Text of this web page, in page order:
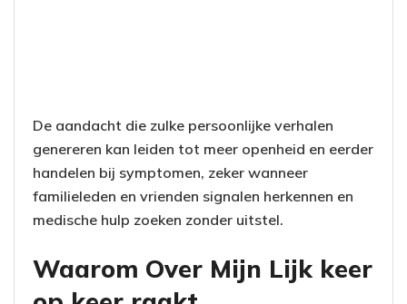
De aandacht die zulke persoonlijke verhalen
genereren kan leiden tot meer openheid en eerder
handelen bij symptomen, zeker wanneer
familieleden en vrienden signalen herkennen en
medische hulp zoeken zonder uitstel.
Waarom Over Mijn Lijk keer